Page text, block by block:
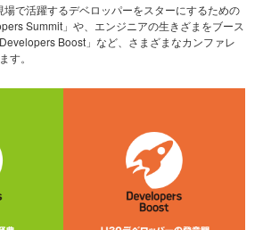
で活躍するデベロッパーをスターにするための
Summit」や、エンジニアの生きざまをブース
Boost」など、さまざまなカンファレ
す。